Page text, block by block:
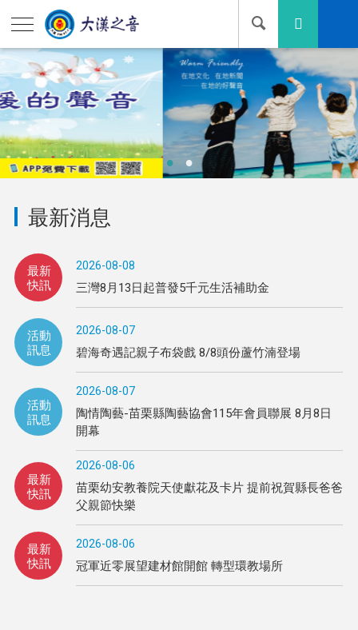
最新消息
最新
快訊
2026-08-08
三灣8月13日起普發5千元生活補助金
活動
訊息
2026-08-07
碧海奇遇記親子布袋戲 8/8頭份蘆竹湳登場
活動
訊息
2026-08-07
陶情陶藝-苗栗縣陶藝協會115年會員聯展 8月8日
開幕
最新
快訊
2026-08-06
苗栗幼安教養院天使獻花及卡片 提前祝賀縣長爸爸
父親節快樂
最新
快訊
2026-08-06
冠軍近零展望建材館開館 轉型環教場所